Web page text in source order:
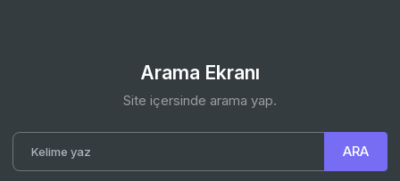
Arama Ekranı
Site içersinde arama yap.